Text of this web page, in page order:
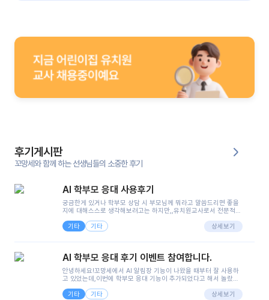
후기게시판
꼬망세와 함께 하는 선생님들의 소중한 후기
AI 학부모 응대 사용후기
궁금한게 있거나 학부모 상담 시 부모님께 뭐라고 말씀드리면 좋을
지에 대해스스로 생각해보려고는 하지만,,유치원교사로서 전문적인
려니 어려울때가...^^(저만 그런거 아니죠 ㅜㅜ)꼬망봇의 장점은 지
피티나 제미나이는 몇세이고 여자인지 남자인지 등그래도 좀 기본
정보를 제공하면서 물어봐야할 때가 있어그때마다 정보를 입력하는
으셔서 고민이 됐는데ai 학부모 응대를 써볼 수 있어서 좋았어요!앞
면..)그리고 제가 신입 때 이게 있었더라면 ㅜㅜㅜㅜ?응대 팁이 정말
좋은거 같아요지금은 그래도 아이들이 잘 이해 되지만초임 때는 정
말 어려워서 항상다른 선생님들께 도움을 요청했었거든요..ㅠ*일지
쓸 때도 좀 도움이 되는 거 같아요!
기타 기타 상세보기
AI 학부모 응대 후기 이벤트 참여합니다.
안녕하세요!꼬망세에서 AI 알림장 기능이 나왔을 때부터 잘 사용하
고 있었는데,이번에 학부모 응대 기능이 추가되었다고 해서 놀랐습
님 응대에 더 많은 부담을 느끼고 있습니다 ㅠㅠ이번에 제가 원에서
기타 기타 상세보기